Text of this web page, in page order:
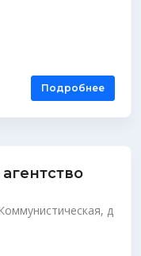
Подробнее
д